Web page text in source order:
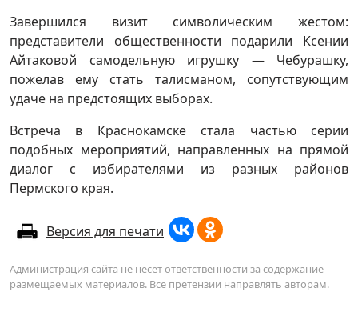
Завершился визит символическим жестом:
представители общественности подарили Ксении
Айтаковой самодельную игрушку — Чебурашку,
пожелав ему стать талисманом, сопутствующим
удаче на предстоящих выборах.
Встреча в Краснокамске стала частью серии
подобных мероприятий, направленных на прямой
диалог с избирателями из разных районов
Пермского края.
Версия для печати
Администрация сайта не несёт ответственности за содержание
размещаемых материалов. Все претензии направлять авторам.